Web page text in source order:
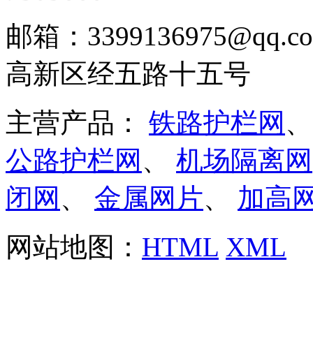
邮箱：
高新区经五路十五号
主营产品： 铁路护栏网
公路护栏网 、 机场隔离网
闭网 、 金属网片、 加高
网站地图： HTML XML